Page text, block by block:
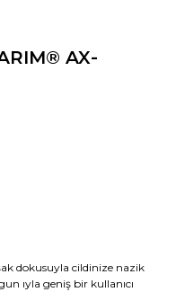
AX-
dokusuyla cildinize nazik
ıyla geniş bir kullanıcı